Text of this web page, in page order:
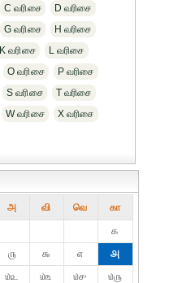
C வரிசை
D வரிசை
G வரிசை
H வரிசை
K வரிசை
L வரிசை
O வரிசை
P வரிசை
S வரிசை
T வரிசை
W வரிசை
X வரிசை
அ வி வெ கா
௧
௫ ௬ ௭
௮
௰௨ ௰௩ ௰௪
௰௫